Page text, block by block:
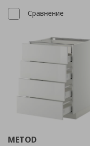
Сравнение
METOD